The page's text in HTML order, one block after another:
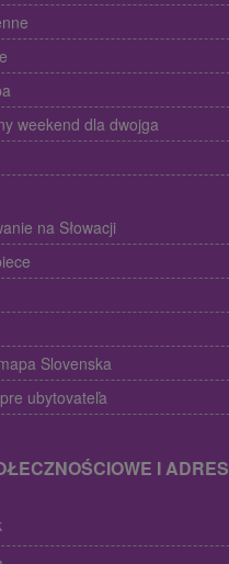
weekend dla dwojga
na Słowacji
Slovenska
ubytovateľa
I ADRES